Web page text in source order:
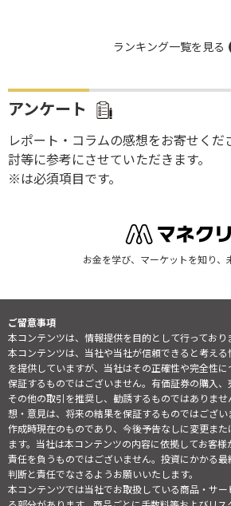
ランキング一覧を見る
アンケート
レポート・コラムの感想をお寄せく
討等に参考にさせていただきます。
※は必須項目です。
お金を学び、マーケットを知り、
ご留意事項
本コンテンツは、情報提供を目的として行っており
本コンテンツは、当社や当社が信頼できると考え
を提供していますが、当社はその正確性や完全性
保証するものではございません。有価証券の購入、
その他の取引を推奨し、勧誘するものではありま
想・意見は、将来の結果を保証するものではござ
作成時現在のものであり、今後予告なしに変更ま
ます。当社は本コンテンツの内容に依拠してお客
責任を負うものではございません。投資にかかる
判断と責任でなさるようお願いいたします。
本コンテンツでは当社でお取扱している商品・サ